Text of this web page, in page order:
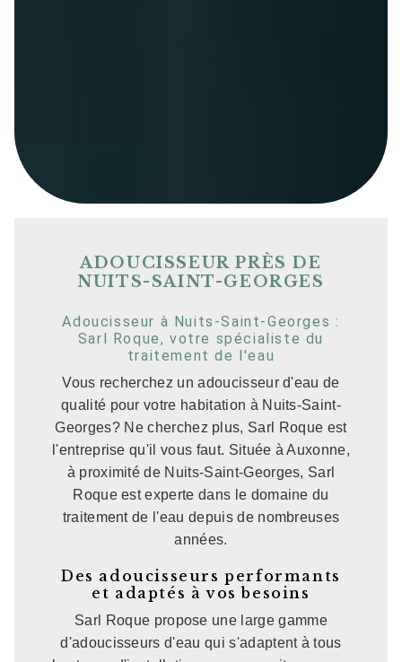
ADOUCISSEUR PRÈS DE
NUITS-SAINT-GEORGES
Adoucisseur à Nuits-Saint-Georges :
Sarl Roque, votre spécialiste du
traitement de l'eau
Vous recherchez un adoucisseur d'eau de
qualité pour votre habitation à Nuits-Saint-
Georges? Ne cherchez plus, Sarl Roque est
l'entreprise qu'il vous faut. Située à Auxonne,
à proximité de Nuits-Saint-Georges, Sarl
Roque est experte dans le domaine du
traitement de l'eau depuis de nombreuses
années.
Des adoucisseurs performants
et adaptés à vos besoins
Sarl Roque propose une large gamme
d'adoucisseurs d'eau qui s'adaptent à tous